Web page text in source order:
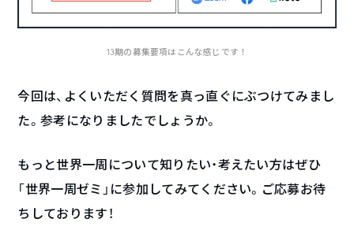
13期の募集要項はこんな感じです！
今回は、よくいただく質問を真っ直ぐにぶつけてみまし
た。参考になりましたでしょうか。
もっと世界一周について知りたい・考えたい方はぜひ
「世界一周ゼミ」に参加してみてください。ご応募お待
ちしております！